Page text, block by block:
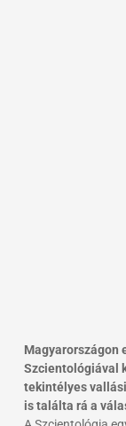
Magyarországon
Szcientológiával
tekintélyes
is találta rá a